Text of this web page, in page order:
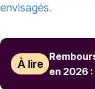
envisagés.
À lire
en 2026